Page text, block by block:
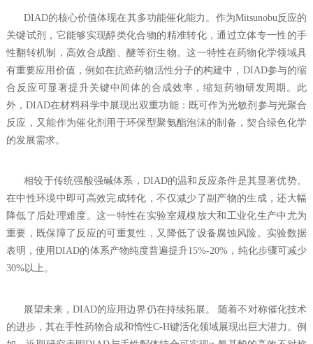
DIAD的核心价值体现在其多功能催化能力。作为Mitsunobu反应的
关键试剂，它能够实现醇类化合物的精准转化，通过立体专一性的手
性翻转机制，高效合成酯、醚等衍生物。这一特性在药物化学领域具
有重要应用价值，例如在抗癌药物活性分子的构建中，DIAD参与的缩
合反应可显著提升关键中间体的合成效率，缩短药物研发周期。此
外，DIAD在材料科学中展现出双重功能：既可作为光敏剂参与光聚合
反应，又能作为催化剂用于环保型聚氨酯泡沫的制备，契合绿色化学
的发展需求。
‌ 相较于传统强酸强碱体系，DIAD的温和反应条件是其显著优势。‌
在中性环境中即可高效完成转化，不仅减少了副产物的生成，还大幅
降低了后处理难度。这一特性在实验室规模放大和工业化生产中尤为
重要，既保障了反应的可重复性，又降低了设备腐蚀风险。实验数据
表明，使用DIAD的体系产物纯度普遍提升15%-20%，纯化步骤可减少
30%以上。
‌ 展望未来，DIAD的应用边界仍在持续拓展。‌ 随着不对称催化技术
的进步，其在手性药物合成和惰性C-H键活化领域展现出巨大潜力。例